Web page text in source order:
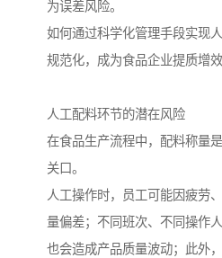
为误差风险。
如何通过科学化管理手段实现
规范化，成为食品企业提质增效
人工配料环节的潜在风险
在食品生产流程中，配料称量
关口。
人工操作时，员工可能因疲劳
量偏差；不同班次、不同操作
也会造成产品质量波动；此外